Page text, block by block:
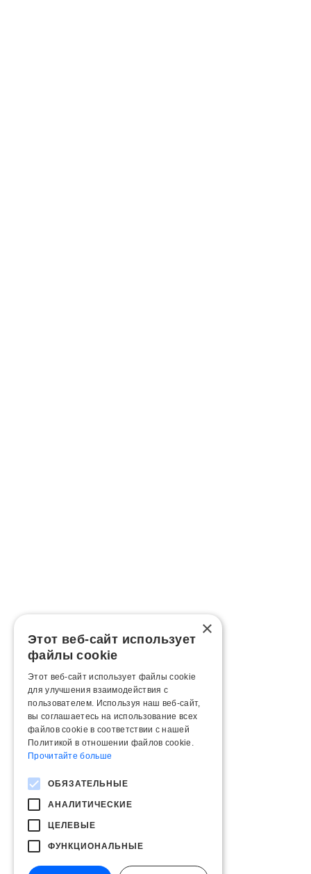
×
Этот веб-сайт использует
файлы cookie
Этот веб-сайт использует файлы cookie
для улучшения взаимодействия с
пользователем. Используя наш веб-сайт,
вы соглашаетесь на использование всех
файлов cookie в соответствии с нашей
Политикой в ​​отношении файлов cookie.
Прочитайте больше
ОБЯЗАТЕЛЬНЫЕ
АНАЛИТИЧЕСКИЕ
ЦЕЛЕВЫЕ
ФУНКЦИОНАЛЬНЫЕ